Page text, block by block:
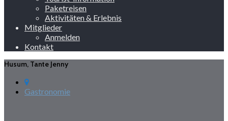
Paketreisen
Aktivitäten & Erlebnis
Mitglieder
Anmelden
Kontakt
Husum, Tante Jenny
Gastronomie